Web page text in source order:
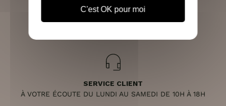
SERVICE CLIENT
À VOTRE ÉCOUTE DU LUNDI AU SAMEDI DE 10H À 18H
C'est OK pour moi